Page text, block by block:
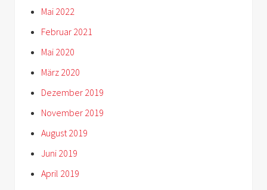
Mai 2022
Februar 2021
Mai 2020
März 2020
Dezember 2019
November 2019
August 2019
Juni 2019
April 2019